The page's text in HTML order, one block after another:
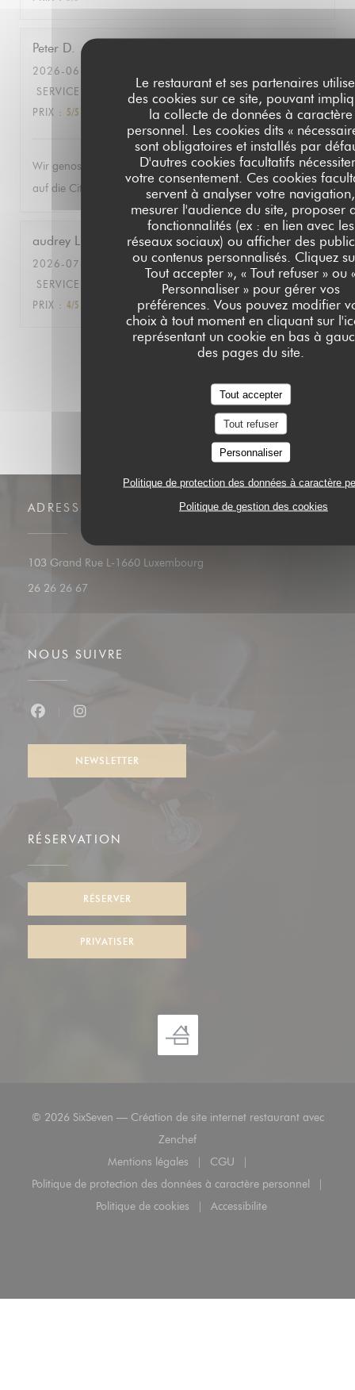
Le restaurant et ses partenaires
des cookies sur ce site, pouvant
la collecte de données à caractère
personnel. Les cookies dits «
sont obligatoires et installés par
D'autres cookies facultatifs
votre consentement. Ces cookies
servent à analyser votre navigation,
mesurer l'audience du site, proposer
fonctionnalités (ex : en lien avec les
réseaux sociaux) ou afficher des
ou contenus personnalisés. Cliquez
Tout accepter », « Tout refuser » ou
Personnaliser » pour gérer vos
préférences. Vous pouvez modifier
choix à tout moment en cliquant sur
représentant un cookie en bas à
des pages du site.
Tout accepter
Tout refuser
Personnaliser
Politique de protection des données à caractère
Politique de gestion des cookies
Peter D
2026-06-27
SERVICE
AMBIANCE: 5/5 CUISINE: 5/5 QUALITÉ /
PRIX : 5/5
Wir genossen die herrlich entspannte Atmosphäre mit Blick
auf die City und das Menü gleichermassen!
audrey L
2026-07-09
- 18:30 - COUVERTS 15
SERVICE
AMBIANCE: CUISINE
QUALITÉ /
PRIX : 4/5
3
ADRESSE
103 Grand Rue L-1660 Luxembourg
26 26 26 67
NOUS SUIVRE
NEWSLETTER
RÉSERVATION
RÉSERVER
PRIVATISER
© 2026 SixSeven — Création de site internet restaurant avec
Zenchef((ouvre une nouvelle fenêtre))
Mentions légales
((ouvre une nouvelle fenêtre))
CGU
((ouvre une nouvelle
Politique de protection des données à caractère personnel
((ouvre une nouvelle fenêtre))
Politique de cookies
((ouvre une nouvelle fenêtre))
Accessibilite